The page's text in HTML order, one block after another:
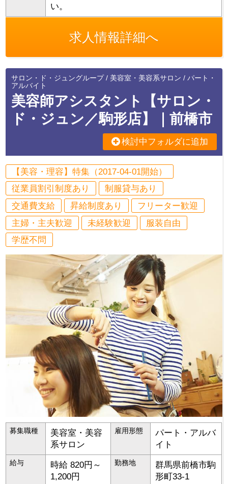
い。
求人情報詳細へ
サロン・ド・ジュングループ / 美容室・美容系サロン / パート・
アルバイト
美容師アシスタント【サロン・
ド・ジュン／駒形店】｜前橋市
検討中フォルダに追加
【美容・理容】特集（2017-04-01開始）
従業員割引制度あり
制服貸与あり
交通費支給
昇給制度あり
フリーター歓迎
主婦・主夫歓迎
未経験歓迎
服装自由
学歴不問
募集職種
美容室・美容
系サロン
雇用形態
パート・アルバ
イト
給与
時給 820円～
1,200円
勤務地 群馬県前橋市駒
形町33-1